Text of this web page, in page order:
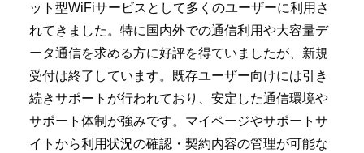
ット型WiFiサービスとして多くのユーザーに利用さ
れてきました。特に国内外での通信利用や大容量デ
ータ通信を求める方に好評を得ていましたが、新規
受付は終了しています。既存ユーザー向けには引き
続きサポートが行われており、安定した通信環境や
サポート体制が強みです。マイページやサポートサ
イトから利用状況の確認・契約内容の管理が可能な